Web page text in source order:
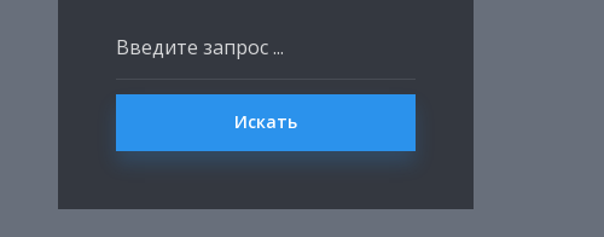
Искать